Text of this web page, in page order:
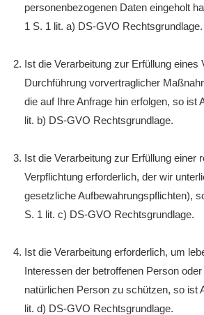
personenbezogenen Daten eingeholt
1 S. 1 lit. a) DS-GVO Rechtsgrundlage.
Ist die Verarbeitung zur Erfüllung eines
Durchführung vorvertraglicher
die auf Ihre Anfrage hin erfolgen, so ist
lit. b) DS-GVO Rechtsgrundlage.
Ist die Verarbeitung zur Erfüllung einer
Verpflichtung erforderlich, der wir
gesetzliche Aufbewahrungspflichten),
S. 1 lit. c) DS-GVO Rechtsgrundlage.
Ist die Verarbeitung erforderlich, um
Interessen der betroffenen Person
natürlichen Person zu schützen, so ist
lit. d) DS-GVO Rechtsgrundlage.